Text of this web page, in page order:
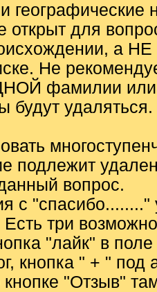
открыт для
а НЕ
Не
фамилии
будут удаляться.
подлежит
вопрос.
с "спасибо........"
три
"лайк" в
кнопка " + " под
кнопке "Отзыв"